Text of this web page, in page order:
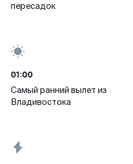
пересадок
01:00
Самый ранний вылет из
Владивостока